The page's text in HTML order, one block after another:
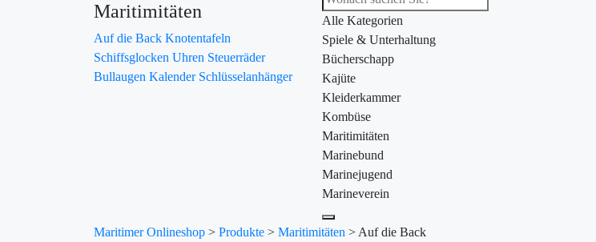
Maritimitäten
Auf die Back Knotentafeln
Schiffsglocken Uhren Steuerräder
Bullaugen Kalender Schlüsselanhänger
Alle Kategorien
Spiele & Unterhaltung
Bücherschapp
Kajüte
Kleiderkammer
Kombüse
Maritimitäten
Marinebund
Marinejugend
Marineverein
Maritimer Onlineshop > Produkte > Maritimitäten > Auf die Back